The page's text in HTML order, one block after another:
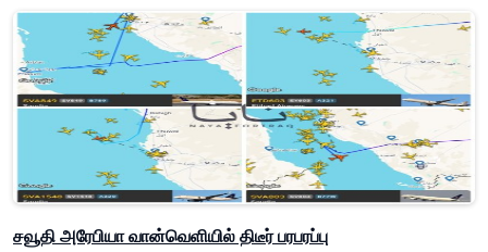
சவூதி அரேபியா வான்வெளியில் திடீர் பரபரப்பு